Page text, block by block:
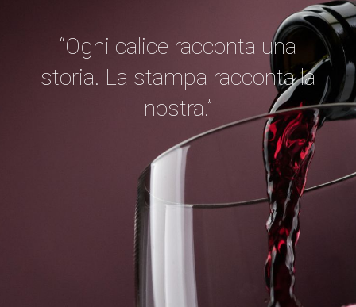
“Ogni calice racconta una
storia. La stampa racconta la
nostra.”